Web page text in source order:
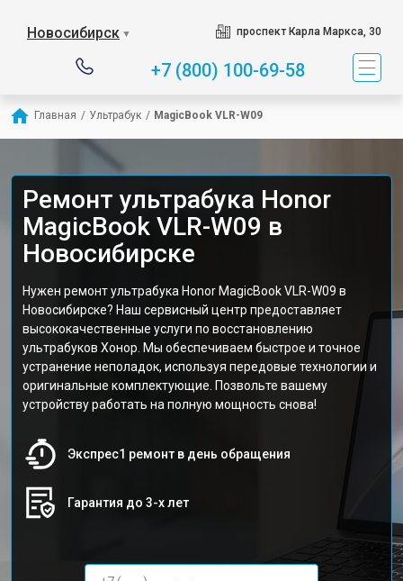
Новосибирск ▼ проспект Карла Маркса, 30
+7 (800) 100-69-58
Главная / Ультрабук / MagicBook VLR-W09
Ремонт ультрабука Honor
MagicBook VLR-W09 в
Новосибирске
Нужен ремонт ультрабука Honor MagicBook VLR-W09 в
Новосибирске? Наш сервисный центр предоставляет
высококачественные услуги по восстановлению
ультрабуков Хонор. Мы обеспечиваем быстрое и точное
устранение неполадок, используя передовые технологии и
оригинальные комплектующие. Позвольте вашему
устройству работать на полную мощность снова!
Экспрес1 ремонт в день обращения
Гарантия до 3-х лет